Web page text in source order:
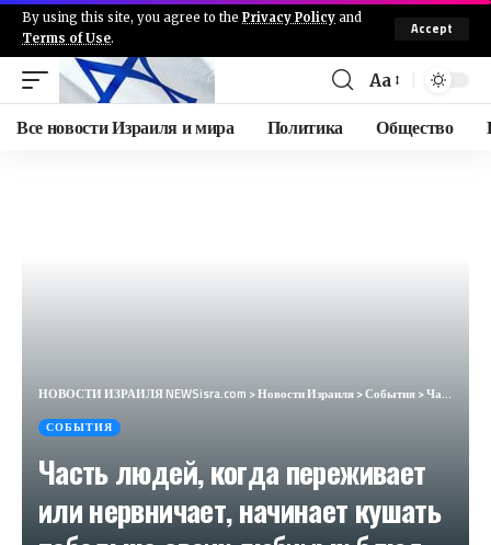
By using this site, you agree to the Privacy Policy and
Terms of Use.
Accept
Aa
Все новости Израиля и мира Политика Общество
НОВОСТИ ИЗРАИЛЯ NEWSisra.com >Новости Израиля>События>Часть людей, когда переживает или нервничает, начинает кушать побольше своих любимых блюд.
СОБЫТИЯ
Часть людей, когда переживает
или нервничает, начинает кушать